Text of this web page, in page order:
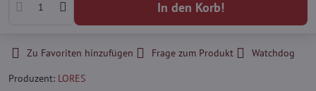
In den Korb!
Zu Favoriten hinzufügen Frage zum Produkt
Watchdog
Produzent: LORES